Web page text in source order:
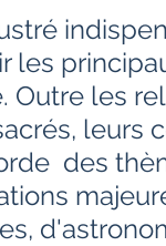
les
Outre les
leurs
des